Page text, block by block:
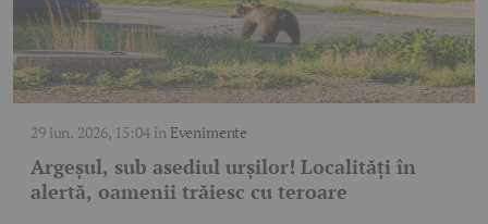
29 iun. 2026, 15:04în Evenimente
Argeșul, sub asediul urșilor! Localități în
alertă, oamenii trăiesc cu teroare